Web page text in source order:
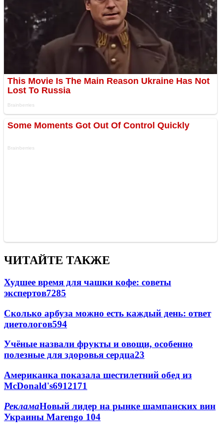
ЧИТАЙТЕ ТАКЖЕ
Худшее время для чашки кофе: советы
экспертов7285
Сколько арбуза можно есть каждый день: ответ
диетологов594
Учёные назвали фрукты и овощи, особенно
полезные для здоровья сердца23
Американка показала шестилетний обед из
McDonald's6912171
РекламаНовый лидер на рынке шампанских вин
Украины Marengo 104